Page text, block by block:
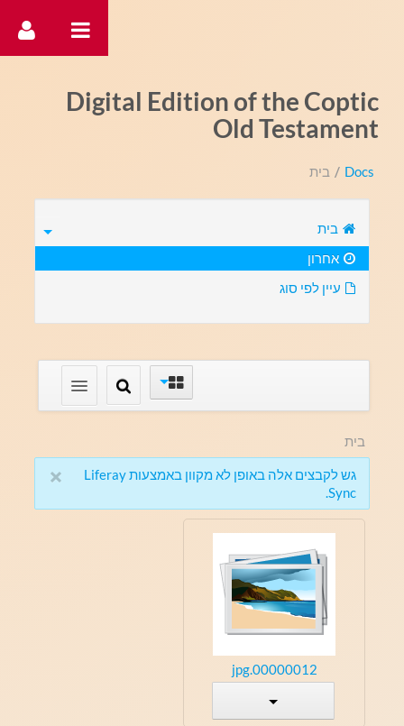
Digital Edition of the Coptic
Old Testament
Docs
/ בית
בית
אחרון
עיין לפי סוג
בית
×
גש לקבצים אלה באופן לא מקוון באמצעות Liferay
Sync.
00000012.jpg